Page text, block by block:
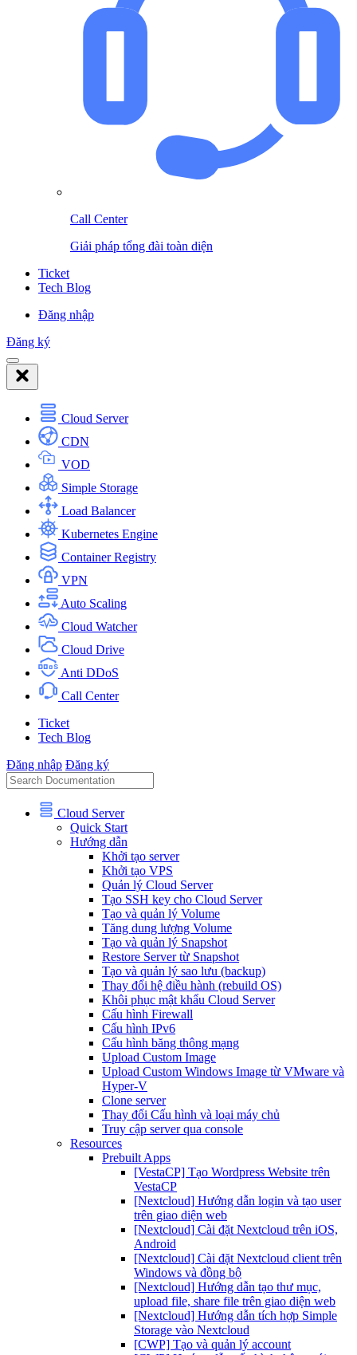
Call Center
Giải pháp tổng đài toàn diện
Ticket
Tech Blog
Đăng nhập
Đăng ký
Cloud Server
CDN
VOD
Simple Storage
Load Balancer
Kubernetes Engine
Container Registry
VPN
Auto Scaling
Cloud Watcher
Cloud Drive
Anti DDoS
Call Center
Ticket
Tech Blog
Đăng nhập Đăng ký
Cloud Server
Quick Start
Hướng dẫn
Khởi tạo server
Khởi tạo VPS
Quản lý Cloud Server
Tạo SSH key cho Cloud Server
Tạo và quản lý Volume
Tăng dung lượng Volume
Tạo và quản lý Snapshot
Restore Server từ Snapshot
Tạo và quản lý sao lưu (backup)
Thay đổi hệ điều hành (rebuild OS)
Khôi phục mật khẩu Cloud Server
Cấu hình Firewall
Cấu hình IPv6
Cấu hình băng thông mạng
Upload Custom Image
Upload Custom Windows Image từ VMware và
Hyper-V
Clone server
Thay đổi Cấu hình và loại máy chủ
Truy cập server qua console
Resources
Prebuilt Apps
[VestaCP] Tạo Wordpress Website trên
VestaCP
[Nextcloud] Hướng dẫn login và tạo user
trên giao diện web
[Nextcloud] Cài đặt Nextcloud trên iOS,
Android
[Nextcloud] Cài đặt Nextcloud client trên
Windows và đồng bộ
[Nextcloud] Hướng dẫn tạo thư mục,
upload file, share file trên giao diện web
[Nextcloud] Hướng dẫn tích hợp Simple
Storage vào Nextcloud
[CWP] Tạo và quản lý account